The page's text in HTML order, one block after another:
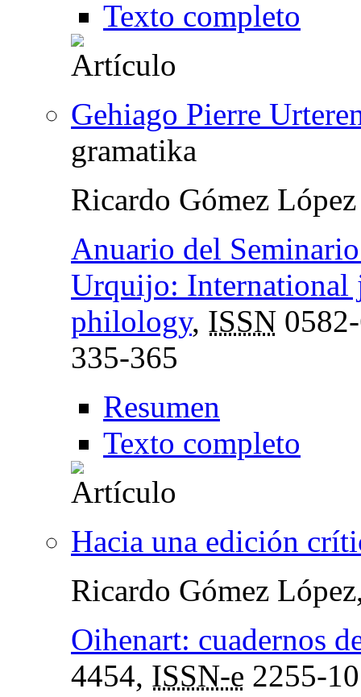
Texto completo
Gehiago Pierre
gramatika
Ricardo Gómez López
Anuario del
Urquijo: International
philology, ISSN
335-365
Resumen
Texto completo
Hacia una edición
Ricardo Gómez
Oihenart: cuadernos
4454, ISSN-e 2255-